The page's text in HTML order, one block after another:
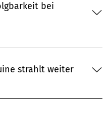
bei
strahlt weiter